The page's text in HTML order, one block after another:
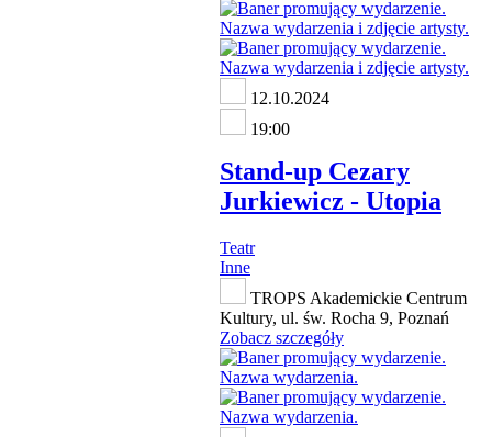
12.10.2024
19:00
Stand-up Cezary
Jurkiewicz - Utopia
Teatr
Inne
TROPS Akademickie Centrum
Kultury, ul. św. Rocha 9, Poznań
Zobacz szczegóły